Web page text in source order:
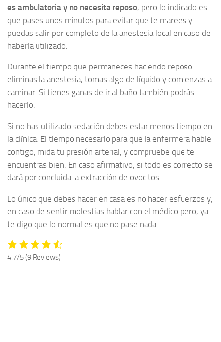
es ambulatoria y no necesita reposo, pero lo indicado es
que pases unos minutos para evitar que te marees y
puedas salir por completo de la anestesia local en caso de
haberla utilizado.
Durante el tiempo que permaneces haciendo reposo
eliminas la anestesia, tomas algo de líquido y comienzas a
caminar. Si tienes ganas de ir al baño también podrás
hacerlo.
Si no has utilizado sedación debes estar menos tiempo en
la clínica. El tiempo necesario para que la enfermera hable
contigo, mida tu presión arterial, y compruebe que te
encuentras bien. En caso afirmativo, si todo es correcto se
dará por concluida la extracción de ovocitos.
Lo único que debes hacer en casa es no hacer esfuerzos y,
en caso de sentir molestias hablar con el médico pero, ya
te digo que lo normal es que no pase nada.
4.7/5(9 Reviews)